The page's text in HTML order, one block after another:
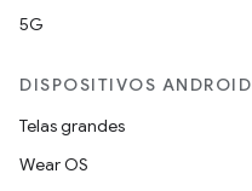
5G
DISPOSITIVOS ANDROID
Telas grandes
Wear OS